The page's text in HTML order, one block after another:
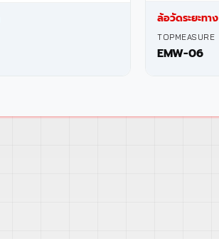
ล้อวัดระยะทาง
TOPMEASURE
EMW-06